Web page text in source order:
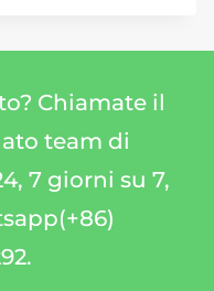
Chiamate il
team di
7 giorni su 7,